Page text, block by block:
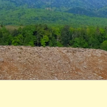
コ
ン
テ
ン
ツ
へ
ス